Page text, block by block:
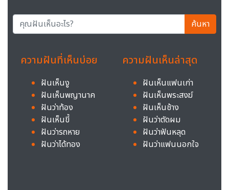
ค้นหา
ความฝันที่เห็นบ่อย
ฝันเห็นงู
ฝันเห็นพญานาค
ฝันว่าท้อง
ฝันเห็นขี้
ฝันว่ารถหาย
ฝันว่าได้ทอง
ความฝันเห็นล่าสุด
ฝันเห็นแฟนเก่า
ฝันเห็นพระสงฆ์
ฝันเห็นช้าง
ฝันว่าตัดผม
ฝันว่าฟันหลุด
ฝันว่าแฟนนอกใจ